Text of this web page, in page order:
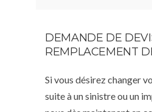
DEMANDE DE
REMPLACEMENT
Si vous désirez changer
suite à un sinistre ou un